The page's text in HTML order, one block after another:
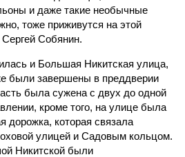
и даже такие необычные
тоже приживутся на этой
Собянин.
и Большая Никитская улица,
были завершены в преддверии
была сужена с двух до одной
кроме того, на улице была
дорожка, которая связала
улицей и Садовым кольцом.
Никитской были